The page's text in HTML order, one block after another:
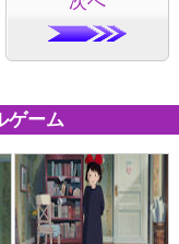
ゲーム